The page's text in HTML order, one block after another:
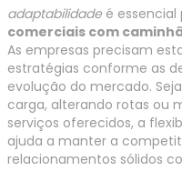
adaptabilidade é essencial
comerciais com
As empresas precisam
estratégias conforme as
evolução do mercado.
carga, alterando rotas ou
serviços oferecidos, a
ajuda a manter a
relacionamentos sólidos